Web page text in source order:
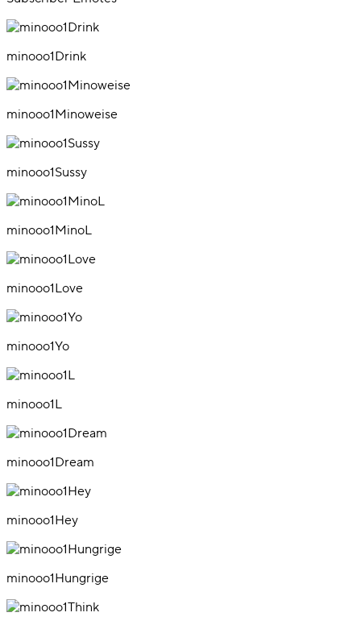
minooo1Drink
minooo1Minoweise
minooo1Sussy
minooo1MinoL
minooo1Love
minooo1Yo
minooo1L
minooo1Dream
minooo1Hey
minooo1Hungrige